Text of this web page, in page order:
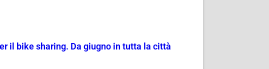
il bike sharing. Da giugno in tutta la città